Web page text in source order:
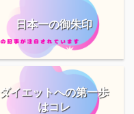
日本一の御朱印
ダイエットへの第一歩
はコレ